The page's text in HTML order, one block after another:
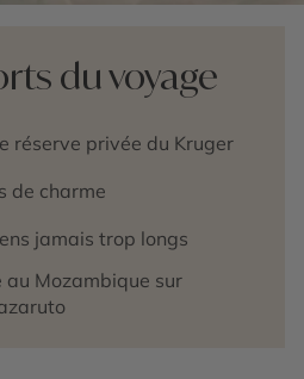
du voyage
réserve privée du Kruger
de charme
jamais trop longs
au Mozambique sur